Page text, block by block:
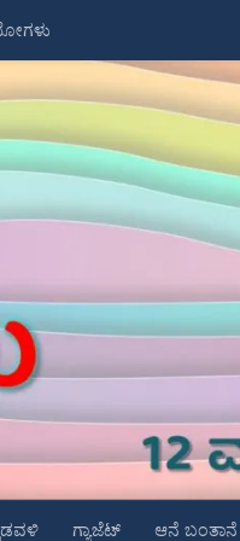
ಗ್ಯಾಜೆಟ್ ಆನೆ ಬಂತಾನೆ